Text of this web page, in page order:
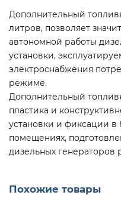
Дополнительный
литров, позволяет
автономной работы
установки,
электроснабжения
режиме.
Дополнительный
пластика и
установки и фиксации в
помещениях,
дизельных генераторов
Похожие товары